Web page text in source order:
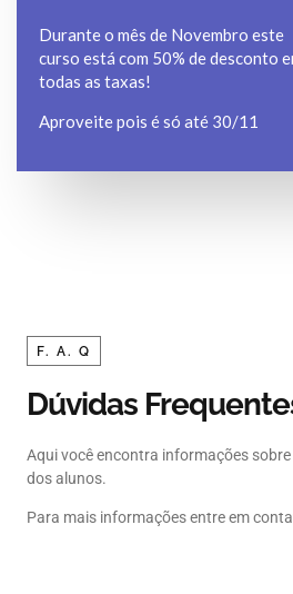
Durante o mês de Novembro este
curso está com 50% de desconto
todas as taxas!
Aproveite pois é só até 30/11
F. A. Q
Dúvidas
Aqui você encontra informações
dos alunos.
Para mais informações entre em